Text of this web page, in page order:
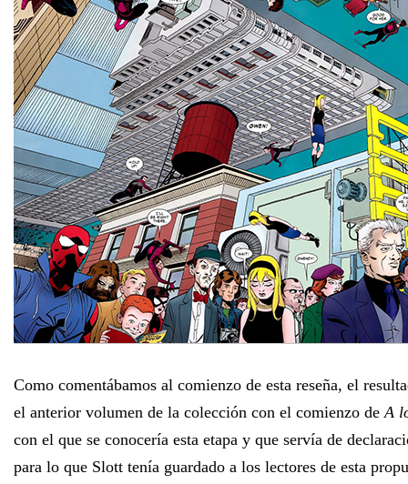
Como comentábamos al comienzo de esta reseña, el
el anterior volumen de la colección con el comienzo deA
con el que se conocería esta etapa y que servía de
para lo que Slott tenía guardado a los lectores de esta